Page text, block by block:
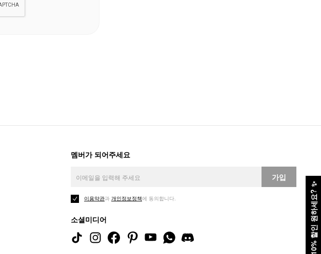
10% 할인 원하세요?
✨
멤버가 되어주세요
가입
이용약관과 개인정보정책에 동의합니다.
소셜미디어